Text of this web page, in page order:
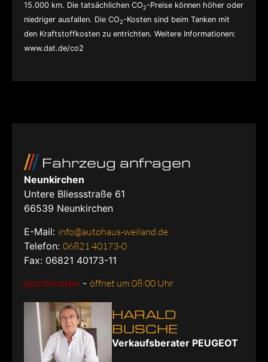
15.000 km. Die tatsächlichen CO2-Preise können höher oder
niedriger ausfallen. Die CO2-Kosten sind beim Tanken mit
den Kraftstoffkosten zu entrichten. Weitere Informationen:
www.dat.de/co2
Fahrzeug anfragen
Neunkirchen
Untere Bliessstraße 61
66539 Neunkirchen
E-Mail: info@autohaus-weiland.de
Telefon: 06821 40173-0
Fax: 06821 40173-11
geschlossen - öffnet um 08:00 Uhr
HARALD
BUSCHE
Verkaufsberater PEUGEOT